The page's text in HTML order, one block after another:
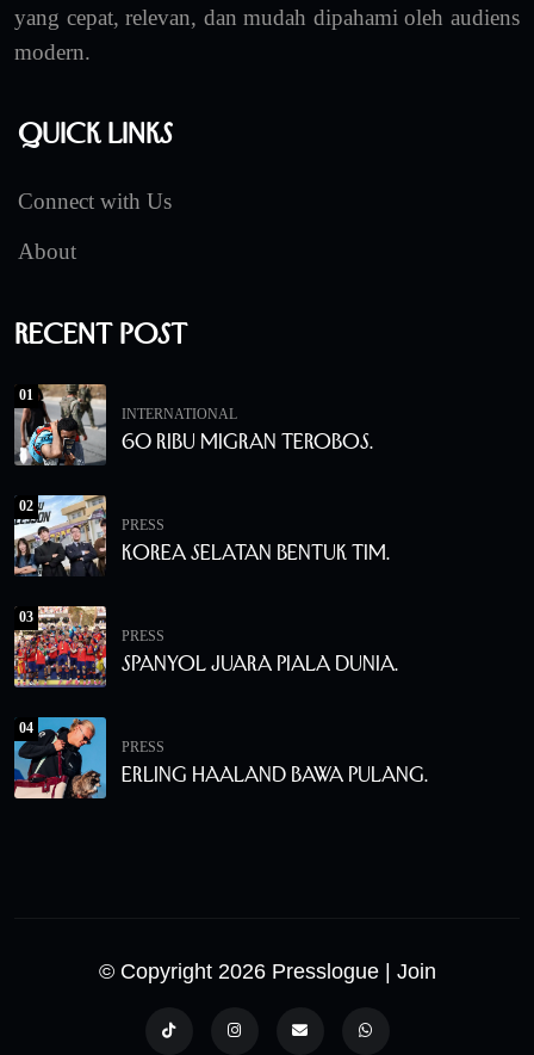
yang cepat, relevan, dan mudah dipahami oleh audiens
modern.
Quick Links
Connect with Us
About
Recent Post
01
INTERNATIONAL
60 Ribu Migran Terobos.
02
PRESS
Korea Selatan Bentuk Tim.
03
PRESS
Spanyol Juara Piala Dunia.
04
PRESS
Erling Haaland Bawa Pulang.
© Copyright 2026 Presslogue | Join